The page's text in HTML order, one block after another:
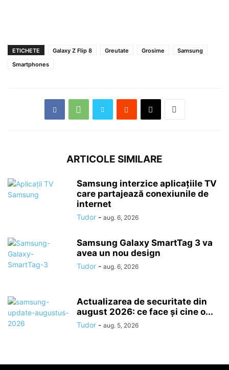
ETICHETE Galaxy Z Flip 8 Greutate Grosime
Samsung
Smartphones
ARTICOLE SIMILARE
Samsung interzice aplicațiile TV
care partajează conexiunile de
internet
Tudor - aug. 6, 2026
Samsung Galaxy SmartTag 3 va
avea un nou design
Tudor - aug. 6, 2026
Actualizarea de securitate din
august 2026: ce face și cine o...
Tudor - aug. 5, 2026